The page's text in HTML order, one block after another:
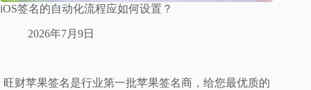
iOS签名的自动化流程应如何设置？
2026年7月9日
旺财苹果签名是行业第一批苹果签名商，给您最优质的